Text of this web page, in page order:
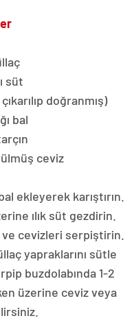
süt
doğranmış)
bal
ceviz
ekleyerek karıştırın.
ılık süt gezdirin.
ve cevizleri serpiştirin.
yapraklarını sütle
buzdolabında 1-2
üzerine ceviz veya